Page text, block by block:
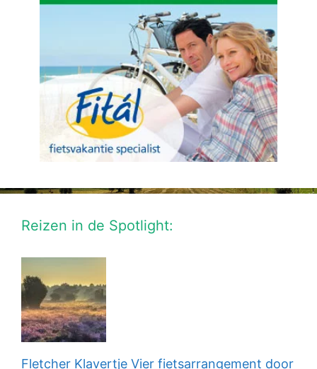
Reizen in de Spotlight:
Fletcher Klavertje Vier fietsarrangement door